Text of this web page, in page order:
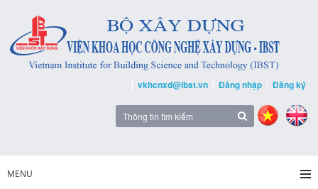
vkhcnxd@ibst.vn Đăng nhập Đăng ký
MENU